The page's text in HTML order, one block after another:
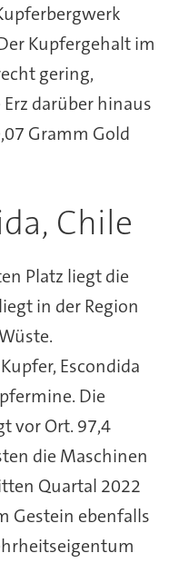
Kupfergehalt im
gering,
darüber hinaus
Gramm Gold
Chile
Platz liegt die
in der Region
Escondida
Die
vor Ort. 97,4
die Maschinen
Quartal 2022
Gestein ebenfalls